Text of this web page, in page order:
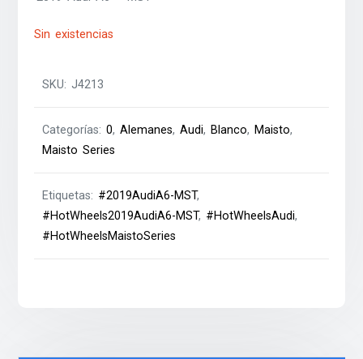
Sin existencias
SKU:J4213
Categorías:0,Alemanes,Audi, Blanco, Maisto,
Maisto Series
Etiquetas: #2019AudiA6-MST,
#HotWheels2019AudiA6-MST, #HotWheelsAudi,
#HotWheelsMaistoSeries